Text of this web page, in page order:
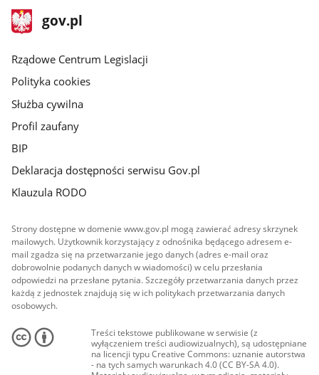
stopka
gov.plStrona
gov.pl
Rządowe Centrum Legislacji
Polityka cookies
Służba cywilna
Profil zaufany
BIP
Deklaracja dostępności serwisu Gov.pl
Klauzula RODO
Strony dostępne w domenie www.gov.pl mogą zawierać adresy skrzynek
mailowych. Użytkownik korzystający z odnośnika będącego adresem e-
mail zgadza się na przetwarzanie jego danych (adres e-mail oraz
dobrowolnie podanych danych w wiadomości) w celu przesłania
odpowiedzi na przesłane pytania. Szczegóły przetwarzania danych przez
każdą z jednostek znajdują się w ich politykach przetwarzania danych
osobowych.
Treści tekstowe publikowane w serwisie (z
wyłączeniem treści audiowizualnych), są udostępniane
na licencji typu Creative Commons: uznanie autorstwa
- na tych samych warunkach 4.0 (CC BY-SA 4.0).